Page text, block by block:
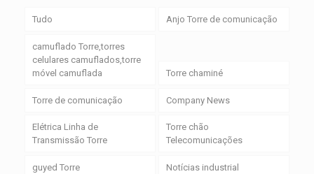
Tudo Anjo Torre de comunicação
camuflado Torre,torres
celulares camuflados,torre
móvel camuflada
Torre chaminé
Torre de comunicação Company News
Elétrica Linha de
Transmissão Torre
Torre chão
Telecomunicações
guyed Torre Notícias industrial